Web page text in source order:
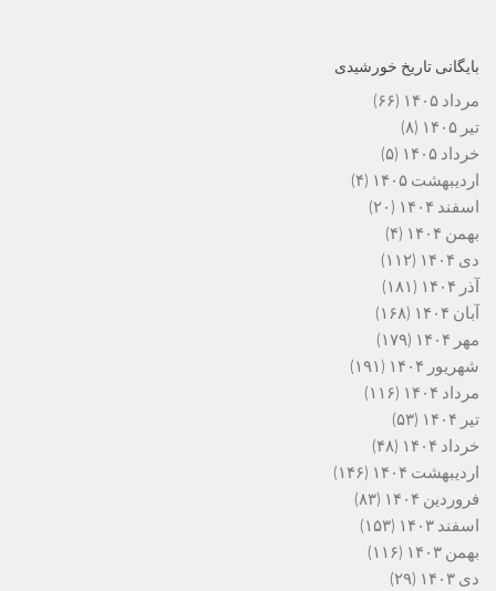
بایگانی تاریخ خورشیدی
مرداد ۱۴۰۵
(۶۶)
تیر ۱۴۰۵
(۸)
خرداد ۱۴۰۵
(۵)
اردیبهشت ۱۴۰۵
(۴)
اسفند ۱۴۰۴
(۲۰)
بهمن ۱۴۰۴
(۴)
دی ۱۴۰۴
(۱۱۲)
آذر ۱۴۰۴
(۱۸۱)
آبان ۱۴۰۴
(۱۶۸)
مهر ۱۴۰۴
(۱۷۹)
شهریور ۱۴۰۴
(۱۹۱)
مرداد ۱۴۰۴
(۱۱۶)
تیر ۱۴۰۴
(۵۳)
خرداد ۱۴۰۴
(۴۸)
اردیبهشت ۱۴۰۴
(۱۴۶)
فروردین ۱۴۰۴
(۸۳)
اسفند ۱۴۰۳
(۱۵۳)
بهمن ۱۴۰۳
(۱۱۶)
دی ۱۴۰۳
(۲۹)